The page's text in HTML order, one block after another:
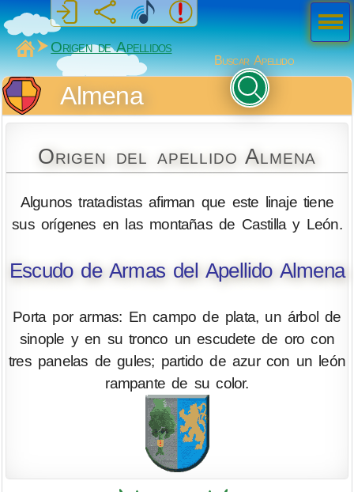
MiSabueso
Origen de Apellidos
Buscar Apellido
Almena
Origen del apellido Almena
Algunos tratadistas afirman que este linaje tiene
sus orígenes en las montañas de Castilla y León.
Escudo de Armas del Apellido Almena
Porta por armas: En campo de plata, un árbol de
sinople y en su tronco un escudete de oro con
tres panelas de gules; partido de azur con un león
rampante de su color.
Men
ú